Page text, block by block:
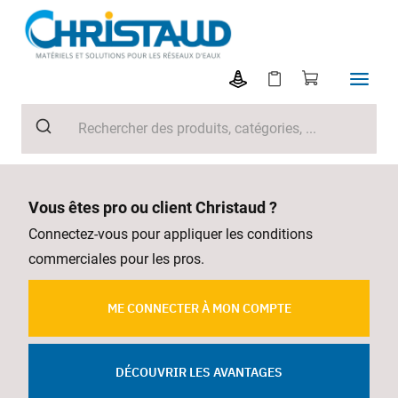
Vous êtes pro ou client Christaud ?
Connectez-vous pour appliquer les conditions
commerciales pour les pros.
ME CONNECTER À MON COMPTE
DÉCOUVRIR LES AVANTAGES